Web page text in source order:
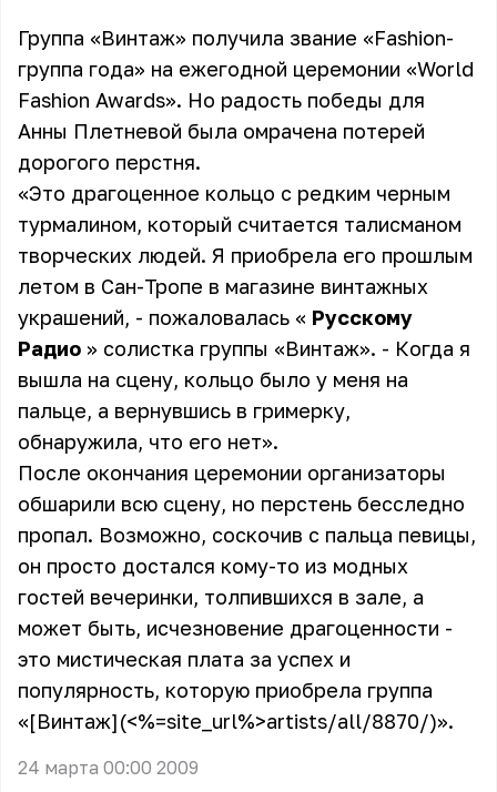
Группа «Винтаж» получила звание «Fashion-
группа года» на ежегодной церемонии «World
Fashion Awards». Но радость победы для
Анны Плетневой была омрачена потерей
дорогого перстня.
«Это драгоценное кольцо с редким черным
турмалином, который считается талисманом
творческих людей. Я приобрела его прошлым
летом в Сан-Тропе в магазине винтажных
украшений, - пожаловалась « Русскому
Радио » солистка группы «Винтаж». - Когда я
вышла на сцену, кольцо было у меня на
пальце, а вернувшись в гримерку,
обнаружила, что его нет».
После окончания церемонии организаторы
обшарили всю сцену, но перстень бесследно
пропал. Возможно, соскочив с пальца певицы,
он просто достался кому-то из модных
гостей вечеринки, толпившихся в зале, а
может быть, исчезновение драгоценности -
это мистическая плата за успех и
популярность, которую приобрела группа
«[Винтаж](<%=site_url%>artists/all/8870/)».
24 марта 00:00 2009